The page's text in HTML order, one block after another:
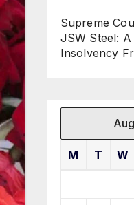
Supreme
JSW Steel: A
Insolvency
M T W